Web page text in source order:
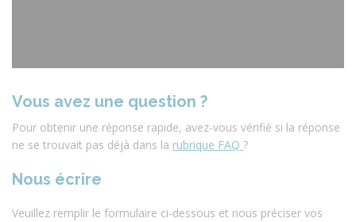
Vous avez une question ?
Pour obtenir une réponse rapide, avez-vous vérifié si la réponse
ne se trouvait pas déjà dans la rubrique FAQ ?
Nous écrire
Veuillez remplir le formulaire ci-dessous et nous préciser vos